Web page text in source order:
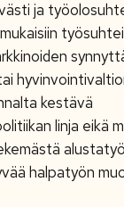
ja
kestävä
linja eikä
halpatyön